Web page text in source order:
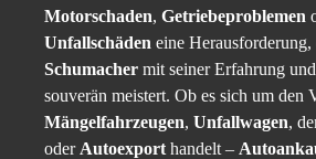
Motorschaden, Getriebeproblemen
Unfallschäden eine Herausforderung,
Schumacher mit seiner Erfahrung
souverän meistert. Ob es sich um den
Mängelfahrzeugen, Unfallwagen,
oder Autoexport handelt –